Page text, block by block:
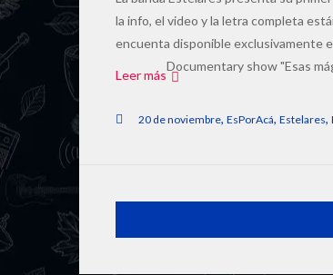
la info, el video y la letra completa
encuenta disponible exclusivamente
Documentary show "Esas
Leer más
20 de noviembre, EsPorAcá, Estelares,